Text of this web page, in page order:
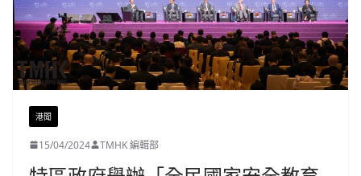
港聞
15/04/2024 TMHK 編輯部